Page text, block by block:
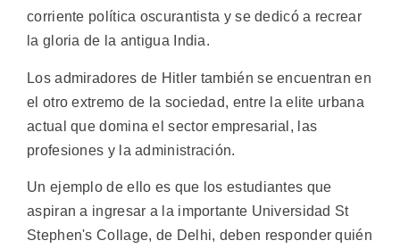
corriente política oscurantista y se dedicó a recrear
la gloria de la antigua India.
Los admiradores de Hitler también se encuentran en
el otro extremo de la sociedad, entre la elite urbana
actual que domina el sector empresarial, las
profesiones y la administración.
Un ejemplo de ello es que los estudiantes que
aspiran a ingresar a la importante Universidad St
Stephen's Collage, de Delhi, deben responder quién